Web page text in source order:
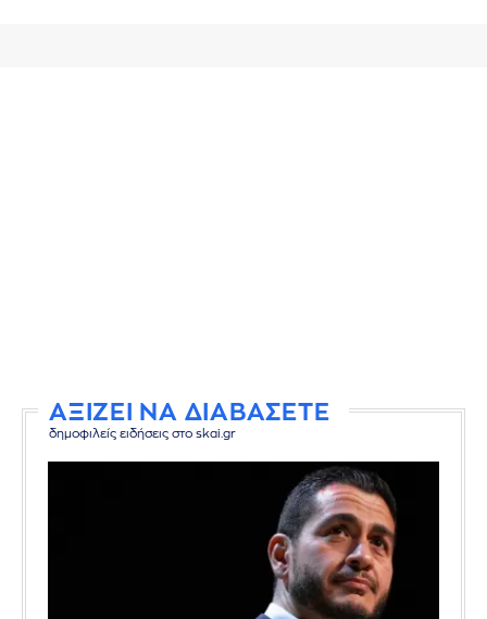
ΑΞΙΖΕΙ ΝΑ ΔΙΑΒΑΣΕΤΕ
δημοφιλείς ειδήσεις στο skai.gr